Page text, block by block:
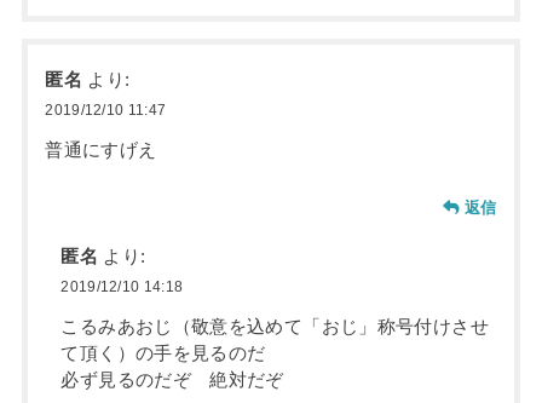
匿名 より:
2019/12/10 11:47
普通にすげえ
返信
匿名 より:
2019/12/10 14:18
こるみあおじ（敬意を込めて「おじ」称号付けさせ
て頂く）の手を見るのだ
必ず見るのだぞ 絶対だぞ